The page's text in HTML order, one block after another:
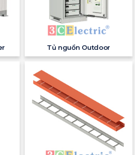
Tủ nguồn Outdoor